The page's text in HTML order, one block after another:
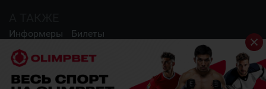
Информеры Билеты
СОЦИАЛЬНЫЕ СЕТИ